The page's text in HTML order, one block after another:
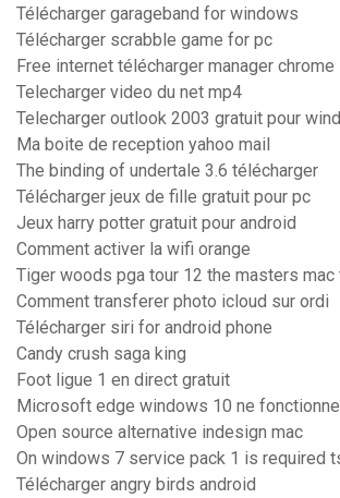
Télécharger garageband for windows
Télécharger scrabble game for pc
Free internet télécharger manager chrome
Telecharger video du net mp4
Telecharger outlook 2003 gratuit pour
Ma boite de reception yahoo mail
The binding of undertale 3.6 télécharger
Télécharger jeux de fille gratuit pour pc
Jeux harry potter gratuit pour android
Comment activer la wifi orange
Tiger woods pga tour 12 the masters mac
Comment transferer photo icloud sur ordi
Télécharger siri for android phone
Candy crush saga king
Foot ligue 1 en direct gratuit
Microsoft edge windows 10 ne
Open source alternative indesign mac
On windows 7 service pack 1 is required
Télécharger angry birds android